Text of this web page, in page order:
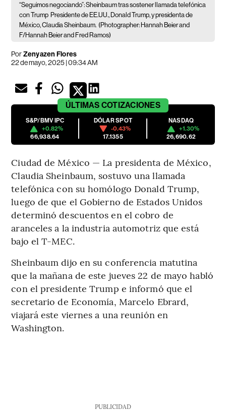
“Seguimos negociando”: Sheinbaum tras sostener llamada telefónica
con Trump Presidente de EE.UU., Donald Trump, y presidenta de
México, Claudia Sheinbaum. (Photographer: Hannah Beier and
F/Hannah Beier and Fred Ramos)
PorZenyazen Flores
22 de mayo, 2025 | 09:34 AM
ÚLTIMAS COTIZACIONES
S&P/BMV IPC
+0.82%
66,938.64
DÓLAR SPOT
-0.43%
17.1355
NASDAQ
+1.30%
26,690.62
Ciudad de México — La presidenta de México,
Claudia Sheinbaum, sostuvo una llamada
telefónica con su homólogo Donald Trump,
luego de que el Gobierno de Estados Unidos
determinó descuentos en el cobro de
aranceles a la industria automotriz que está
bajo el T-MEC.
Sheinbaum dijo en su conferencia matutina
que la mañana de este jueves 22 de mayo habló
con el presidente Trump e informó que el
secretario de Economía, Marcelo Ebrard,
viajará este viernes a una reunión en
Washington.
PUBLICIDAD